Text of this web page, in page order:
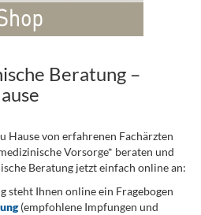
Beratung –
Hause von erfahrenen Fachärzten
Vorsorge* beraten und
Beratung jetzt einfach online an:
steht Ihnen online ein Fragebogen
(empfohlene Impfungen und